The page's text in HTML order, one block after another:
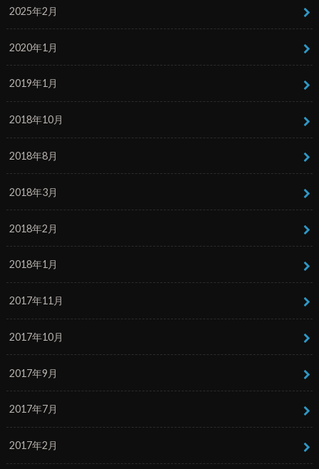
2025年2月
2020年1月
2019年1月
2018年10月
2018年8月
2018年3月
2018年2月
2018年1月
2017年11月
2017年10月
2017年9月
2017年7月
2017年2月